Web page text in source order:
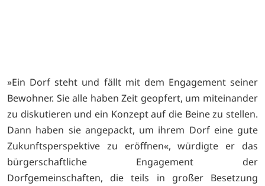
»Ein Dorf steht und fällt mit dem Engagement seiner
Bewohner. Sie alle haben Zeit geopfert, um miteinander
zu diskutieren und ein Konzept auf die Beine zu stellen.
Dann haben sie angepackt, um ihrem Dorf eine gute
Zukunftsperspektive zu eröffnen«, würdigte er das
bürgerschaftliche Engagement der
Dorfgemeinschaften, die teils in großer Besetzung